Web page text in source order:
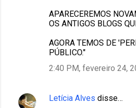
APARECEREMOS
OS ANTIGOS BLOGS
AGORA TEMOS DE
PÚBLICO."
2:40 PM, fevereiro 24,
Letícia Alves disse…